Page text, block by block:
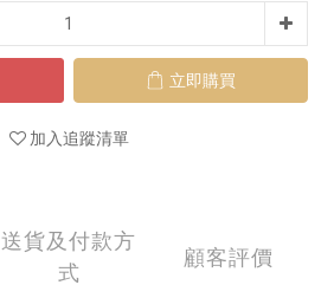
立即購買
加入追蹤清單
送貨及付款方
式
顧客評價